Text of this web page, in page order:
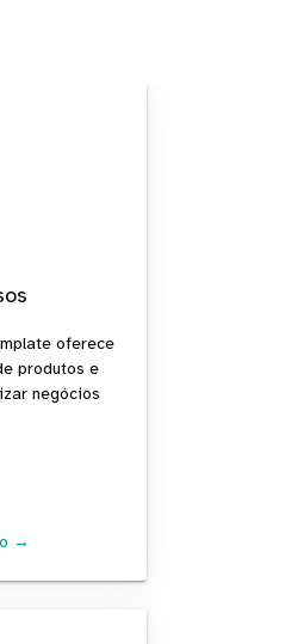
oferece
produtos e
negócios
→